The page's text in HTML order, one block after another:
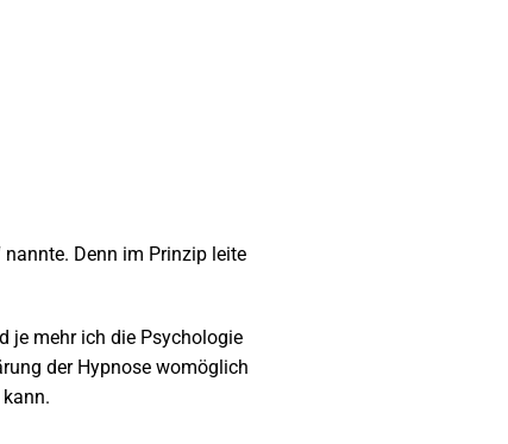
Denn im Prinzip leite
je mehr ich die Psychologie
der Hypnose womöglich